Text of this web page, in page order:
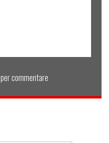
per commentare